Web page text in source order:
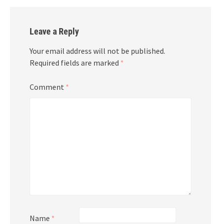
Leave a Reply
Your email address will not be published.
Required fields are marked *
Comment *
Name *